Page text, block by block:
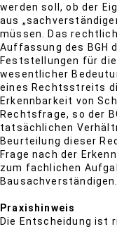
werden soll, ob der
aus
müssen. Das
Auffassung des BGH
Feststellungen für
wesentlicher
eines Rechtsstreits
Erkennbarkeit von
Rechtsfrage, so der
tatsächlichen
Beurteilung dieser
Frage nach der
zum fachlichen
Bausachverständigen.
Praxishinweis
Die Entscheidung ist